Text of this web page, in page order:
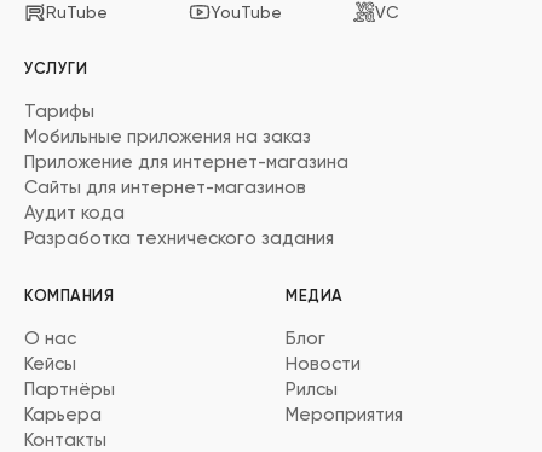
RuTube
YouTube VC
УСЛУГИ
Тарифы
Мобильные приложения на заказ
Приложение для интернет-магазина
Сайты для интернет-магазинов
Аудит кода
Разработка технического задания
КОМПАНИЯ
О нас
Кейсы
Партнёры
Карьера
Контакты
МЕДИА
Блог
Новости
Рилсы
Мероприятия